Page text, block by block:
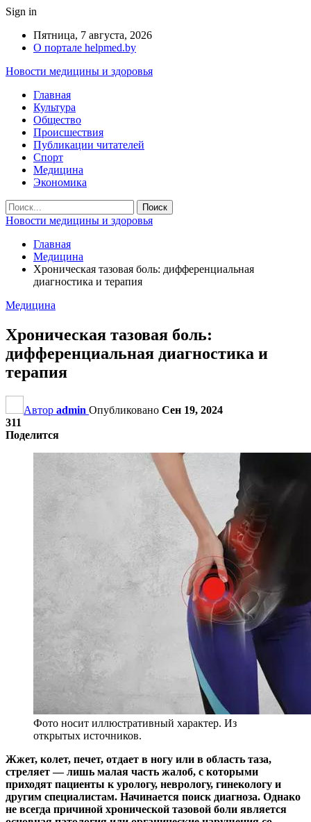
Sign in
Пятница, 7 августа, 2026
О портале helpmed.by
Новости медицины и здоровья
Главная
Культура
Общество
Происшествия
Публикации читателей
Спорт
Медицина
Экономика
Новости медицины и здоровья
Главная
Медицина
Хроническая тазовая боль: дифференциальная
диагностика и терапия
Медицина
Хроническая тазовая боль:
дифференциальная диагностика и
терапия
Автор admin Опубликовано Сен 19, 2024
311
Поделится
Фото носит иллюстративный характер. Из
открытых источников.
Жжет, колет, печет, отдает в ногу или в область таза,
стреляет — лишь малая часть жалоб, с которыми
приходят пациенты к урологу, неврологу, гинекологу и
другим специалистам. Начинается поиск диагноза. Однако
не всегда причиной хронической тазовой боли является